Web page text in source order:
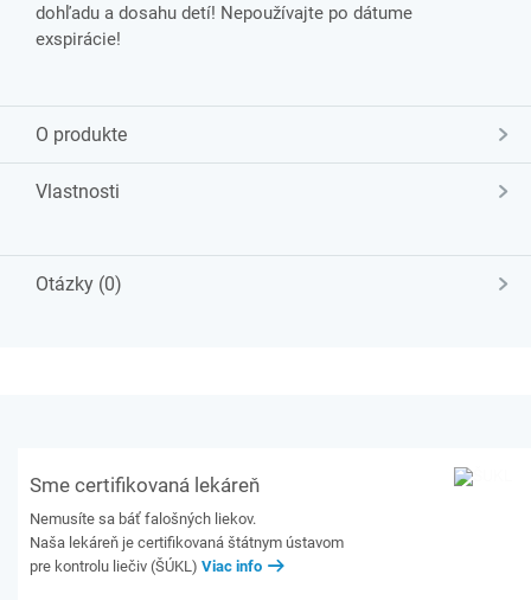
dohľadu a dosahu detí! Nepoužívajte po dátume
exspirácie!
O produkte
Vlastnosti
Otázky (0)
Sme certifikovaná lekáreň
Nemusíte sa báť falošných liekov.
Naša lekáreň je certifikovaná štátnym ústavom
pre kontrolu liečiv (ŠÚKL) Viac info